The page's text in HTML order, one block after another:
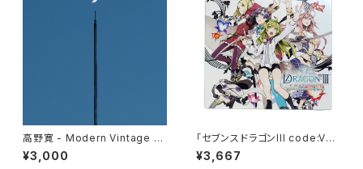
高野寛 - Modern Vintage Fu
ture
¥3,000
「セブンスドラゴンIII code:VF
D」オリジナル・サウンドトラック
&ソングス
¥3,667